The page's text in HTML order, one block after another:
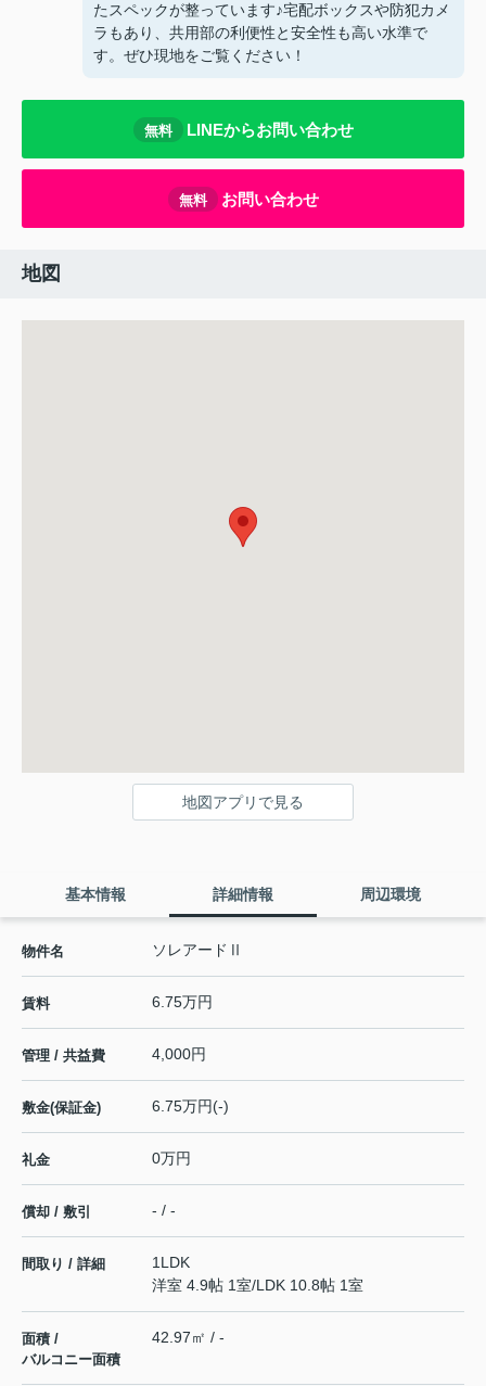
たスペックが整っています♪宅配ボックスや防犯カメ
ラもあり、共用部の利便性と安全性も高い水準で
す。ぜひ現地をご覧ください！
無料 LINEからお問い合わせ
無料 お問い合わせ
地図
地図アプリで見る
基本情報 詳細情報 周辺環境
物件名 ソレアードⅡ
賃料 6.75万円
管理 / 共益費 4,000円
敷金(保証金) 6.75万円(-)
礼金 0万円
償却 / 敷引 - / -
間取り / 詳細
1LDK
洋室 4.9帖 1室/LDK 10.8帖 1室
面積 /
バルコニー面積
42.97㎡ / -